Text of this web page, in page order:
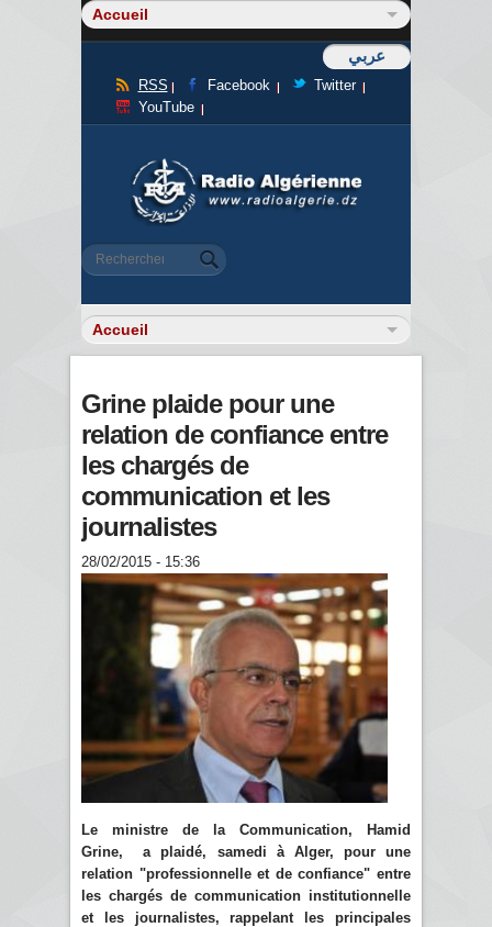
عربي
RSS Facebook
Twitter
YouTube
Formulaire de recherche
Rechercher
Grine plaide pour une
relation de confiance entre
les chargés de
communication et les
journalistes
28/02/2015 - 15:36
Le ministre de la Communication, Hamid
Grine, a plaidé, samedi à Alger, pour une
relation "professionnelle et de confiance" entre
les chargés de communication institutionnelle
et les journalistes, rappelant les principales